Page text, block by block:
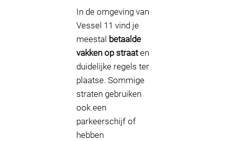
In de omgeving van
Vessel 11 vind je
meestal betaalde
vakken op straaten
duidelijke regels ter
plaatse. Sommige
straten gebruiken
ook een
parkeerschijf of
hebben